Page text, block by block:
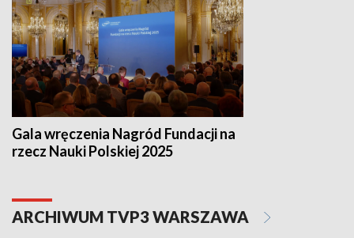
Gala wręczenia Nagród Fundacji na
rzecz Nauki Polskiej 2025
ARCHIWUM TVP3 WARSZAWA